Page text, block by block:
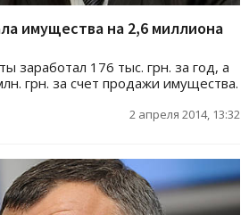
имущества на 2,6 миллиона
заработал 176 тыс. грн. за год, а
грн. за счет продажи имущества.
2 апреля 2014, 13:32